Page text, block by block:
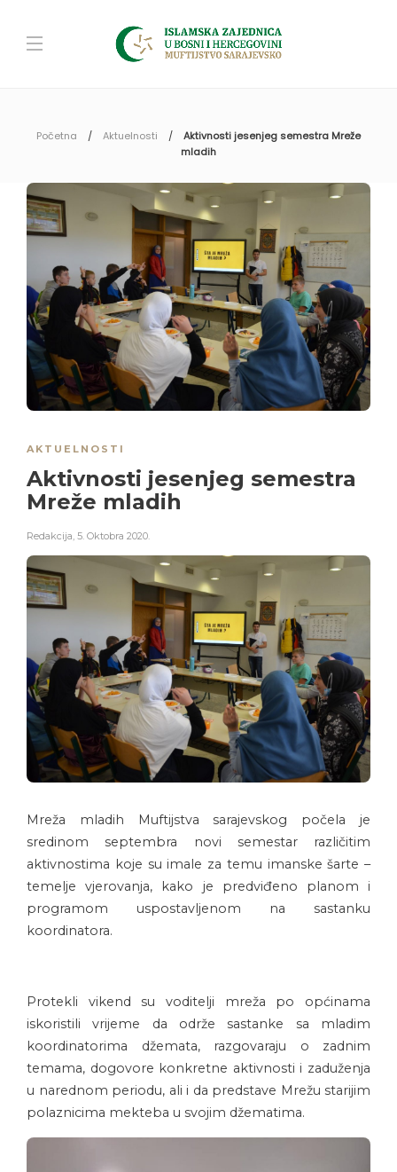
Početna Aktuelnosti
Aktivnosti jesenjeg semestra Mreže
mladih
AKTUELNOSTI
Aktivnosti jesenjeg semestra
Mreže mladih
Redakcija 5. Oktobra 2020.
Mreža mladih Muftijstva sarajevskog počela je
sredinom septembra novi semestar različitim
aktivnostima koje su imale za temu imanske šarte –
temelje vjerovanja, kako je predviđeno planom i
programom uspostavljenom na sastanku
koordinatora.
Protekli vikend su voditelji mreža po općinama
iskoristili vrijeme da održe sastanke sa mladim
koordinatorima džemata, razgovaraju o zadnim
temama, dogovore konkretne aktivnosti i zaduženja
u narednom periodu, ali i da predstave Mrežu starijim
polaznicima mekteba u svojim džematima.